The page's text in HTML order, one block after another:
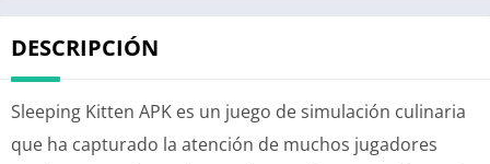
DESCRIPCIÓN
Sleeping Kitten APK es un juego de simulación culinaria
que ha capturado la atención de muchos jugadores